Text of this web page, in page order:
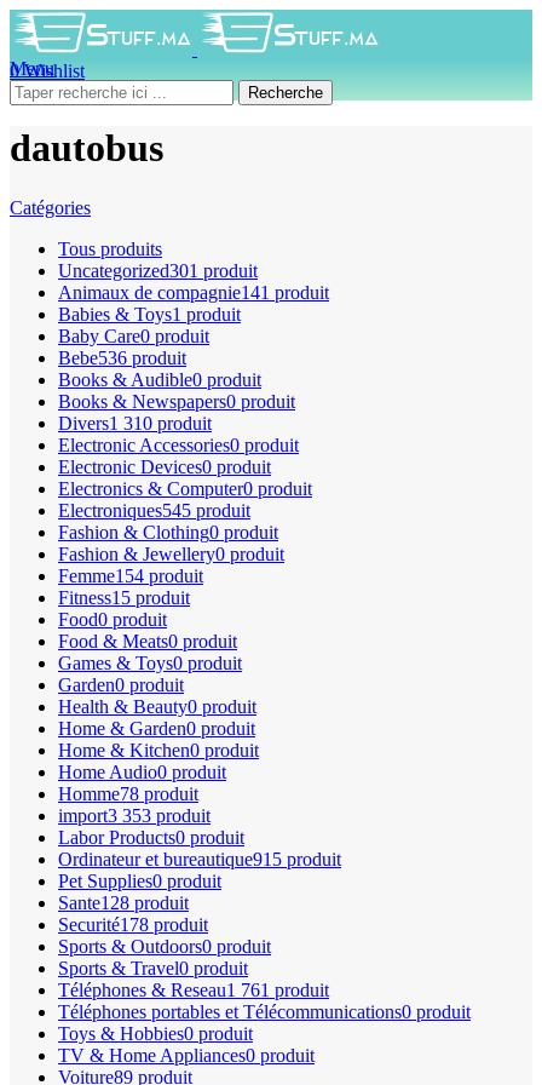
0Wishlist
0produit 0DH
Menu
Recherche
dautobus
Catégories
Tous produits
Uncategorized301 produit
Animaux de compagnie141 produit
Babies & Toys1 produit
Baby Care0 produit
Bebe536 produit
Books & Audible0 produit
Books & Newspapers0 produit
Divers1 310 produit
Electronic Accessories0 produit
Electronic Devices0 produit
Electronics & Computer0 produit
Electroniques545 produit
Fashion & Clothing0 produit
Fashion & Jewellery0 produit
Femme154 produit
Fitness15 produit
Food0 produit
Food & Meats0 produit
Games & Toys0 produit
Garden0 produit
Health & Beauty0 produit
Home & Garden0 produit
Home & Kitchen0 produit
Home Audio0 produit
Homme78 produit
import3 353 produit
Labor Products0 produit
Ordinateur et bureautique915 produit
Pet Supplies0 produit
Sante128 produit
Securité178 produit
Sports & Outdoors0 produit
Sports & Travel0 produit
Téléphones & Reseau1 761 produit
Téléphones portables et Télécommunications0 produit
Toys & Hobbies0 produit
TV & Home Appliances0 produit
Voiture89 produit